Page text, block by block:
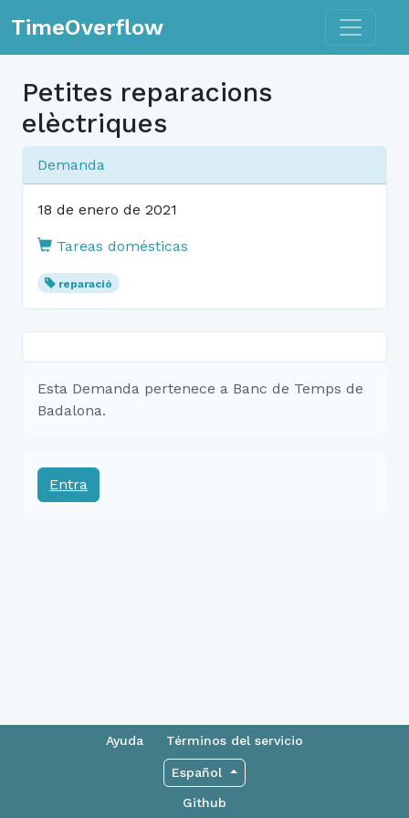
TimeOverflow Toggle
Petites reparacions
elèctriques
Demanda
18 de enero de 2021
Tareas domésticas
reparació
Esta Demanda pertenece a Banc de Temps de
Badalona.
Entra
Ayuda Términos del servicio
Español
Github